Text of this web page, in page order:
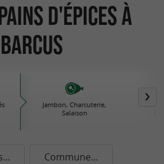
d'épices à
Barcus
Jambon, Charcuterie,
Salaison
Plats
Commune...